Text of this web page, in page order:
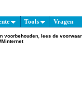
Tools Vragen
voorbehouden, lees de